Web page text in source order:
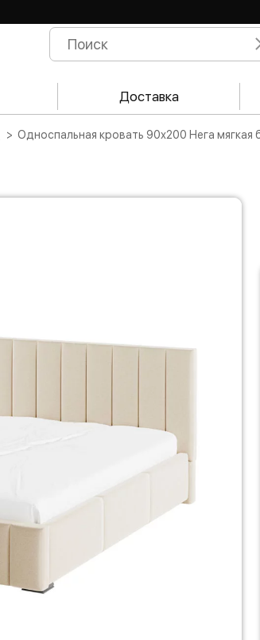
Доставка
Односпальная кровать 90х200 Нега мягкая